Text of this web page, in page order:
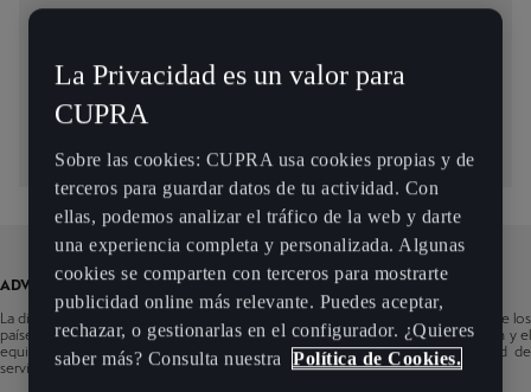
Infotainment
ADVERTENCIA
La disponibilidad de los servicios CUPRA CONNECT puede variar en función de los
países, los modelos, sus sistemas de Infotainment, los periodos de producción y el
equipamiento del vehículo. Puedes utilizar el filtro para ver la disponibilidad de
servicios del coche CUPRA en concreto.
La Privacidad es un valor para
CUPRA
Sobre las cookies: CUPRA usa cookies propias y de
terceros para guardar datos de tu actividad. Con
ellas, podemos analizar el tráfico de la web y darte
una experiencia completa y personalizada. Algunas
cookies se comparten con terceros para mostrarte
publicidad online más relevante. Puedes aceptar,
rechazar, o gestionarlas en el configurador. ¿Quieres
saber más? Consulta nuestra
Política de Cookies.